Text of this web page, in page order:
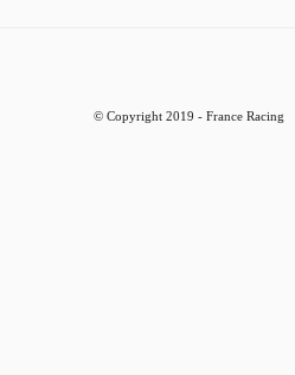
© Copyright 2019 - France Racing